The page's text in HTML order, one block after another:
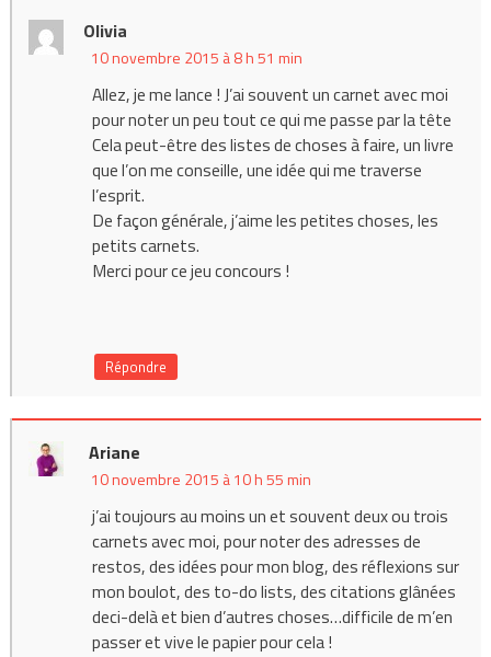
Olivia
10 novembre 2015 à 8 h 51 min
Allez, je me lance ! J’ai souvent un carnet avec moi
pour noter un peu tout ce qui me passe par la tête
Cela peut-être des listes de choses à faire, un livre
que l’on me conseille, une idée qui me traverse
l’esprit.
De façon générale, j’aime les petites choses, les
petits carnets.
Merci pour ce jeu concours !
Répondre
Ariane
10 novembre 2015 à 10 h 55 min
j’ai toujours au moins un et souvent deux ou trois
carnets avec moi, pour noter des adresses de
restos, des idées pour mon blog, des réflexions sur
mon boulot, des to-do lists, des citations glânées
deci-delà et bien d’autres choses…difficile de m’en
passer et vive le papier pour cela !